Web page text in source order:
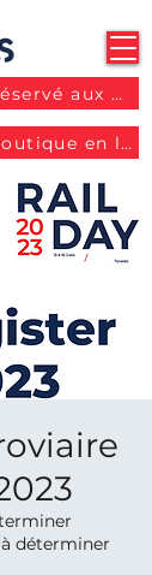
Réservé aux membres
Boutique en ligne
déterminer